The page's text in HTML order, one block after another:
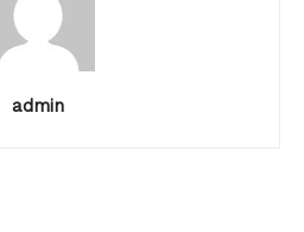
admin